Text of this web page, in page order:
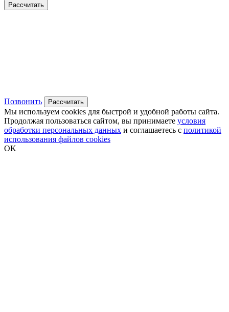
Рассчитать
Позвонить Рассчитать
Мы используем cookies для быстрой и удобной работы сайта.
Продолжая пользоваться сайтом, вы принимаете условия
обработки персональных данных и соглашаетесь с политикой
использования файлов cookies
OK